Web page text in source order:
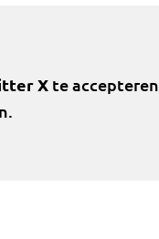
Xte accepteren